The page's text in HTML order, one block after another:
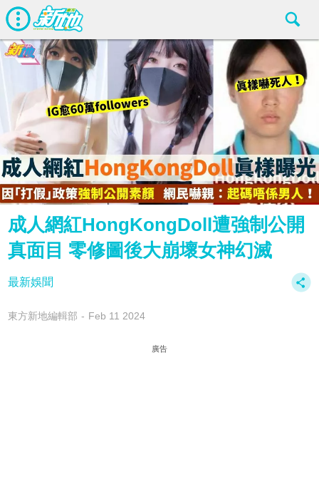
成人網紅HongKongDoll遭強制公開
真面目 零修圖後大崩壞女神幻滅
最新娛聞
東方新地編輯部 Feb 11 2024
廣告